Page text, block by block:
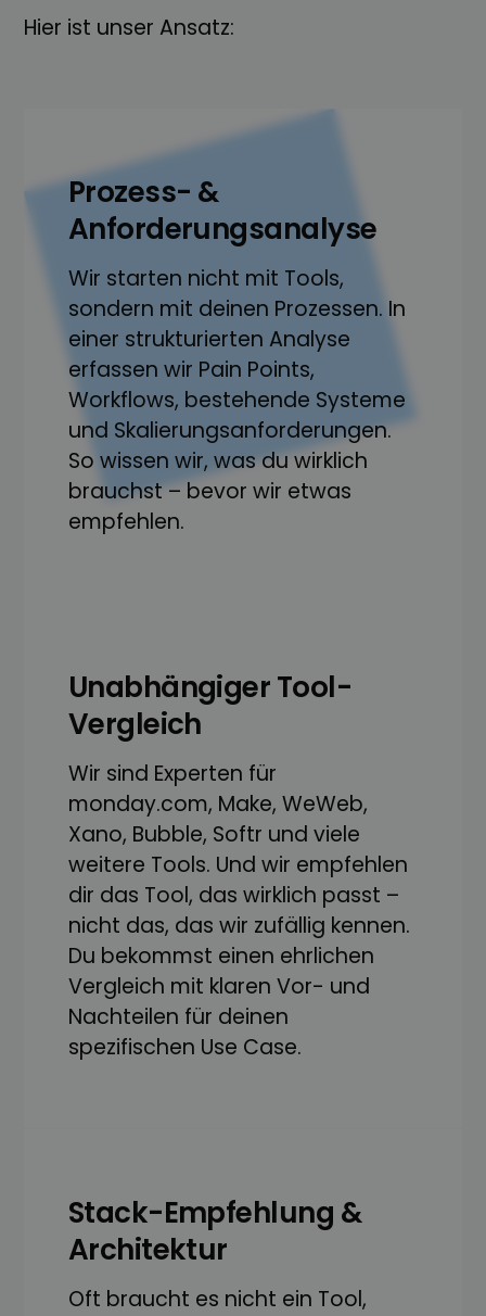
Hier ist unser Ansatz:
Prozess- &
Anforderungsanalyse
Wir starten nicht mit Tools,
sondern mit deinen Prozessen. In
einer strukturierten Analyse
erfassen wir Pain Points,
Workflows, bestehende Systeme
und Skalierungsanforderungen.
So wissen wir, was du wirklich
brauchst – bevor wir etwas
empfehlen.
Unabhängiger Tool-
Vergleich
Wir sind Experten für
monday.com, Make, WeWeb,
Xano, Bubble, Softr und viele
weitere Tools. Und wir empfehlen
dir das Tool, das wirklich passt –
nicht das, das wir zufällig kennen.
Du bekommst einen ehrlichen
Vergleich mit klaren Vor- und
Nachteilen für deinen
spezifischen Use Case.
Stack-Empfehlung &
Architektur
Oft braucht es nicht ein Tool,